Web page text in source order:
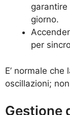
garantire
giorno.
per
E’ normale
oscillazioni;
Gestione